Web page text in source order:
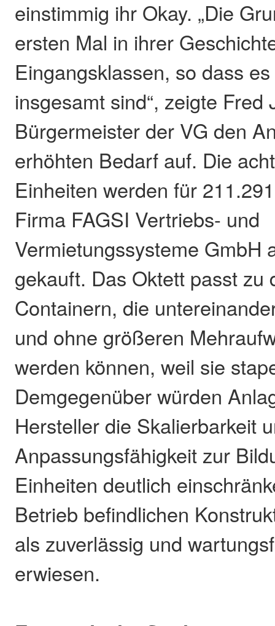
einstimmig ihr Okay. „Die
ersten Mal in ihrer
Eingangsklassen, so dass
insgesamt sind“, zeigte Fred
Bürgermeister der VG den
erhöhten Bedarf auf. Die
Einheiten werden für
Firma FAGSI Vertriebs- und
Vermietungssysteme GmbH
gekauft. Das Oktett passt zu
Containern, die
und ohne größeren
werden können, weil sie
Demgegenüber würden
Hersteller die Skalierbarkeit
Anpassungsfähigkeit zur
Einheiten deutlich
Betrieb befindlichen
als zuverlässig und
erwiesen.